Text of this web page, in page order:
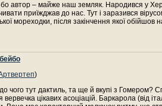
автор – майже наш земляк. Народився у
приїжджав до нас. Тут і заразився
мореходки, після закінчення якої обійшов
)
чого тут дактиль, та ще й вкупі з Гомером?
вервечка цікавих асоціацій. Баркарола (від